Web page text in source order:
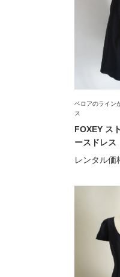
ベロアのライン
ス
FOXEY ス
ースドレス
レンタル価